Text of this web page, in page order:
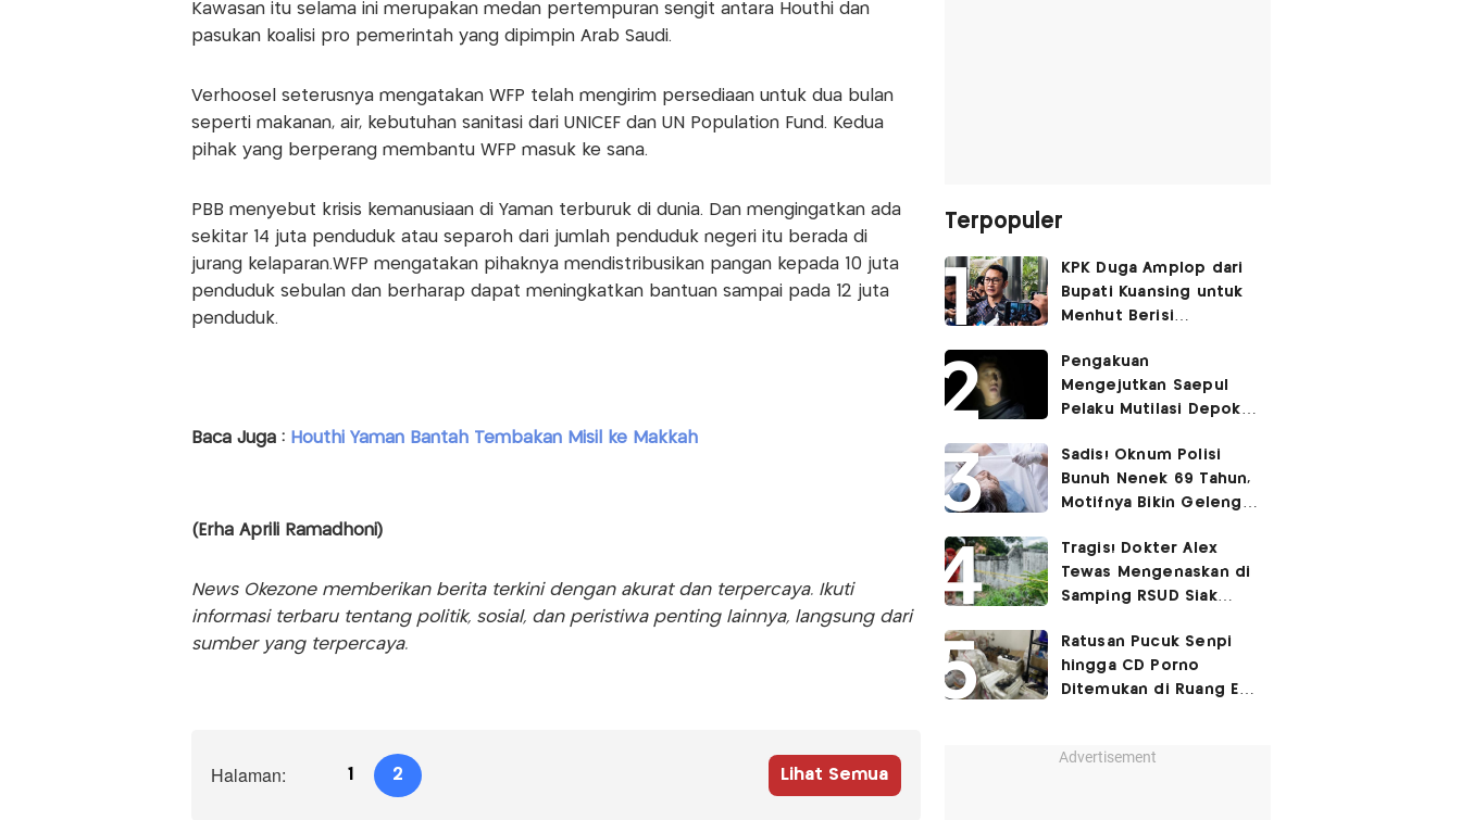
Kawasan itu selama ini merupakan medan pertempuran sengit antara Houthi dan
pasukan koalisi pro pemerintah yang dipimpin Arab Saudi.
Verhoosel seterusnya mengatakan WFP telah mengirim persediaan untuk dua bulan
seperti makanan, air, kebutuhan sanitasi dari UNICEF dan UN Population Fund. Kedua
pihak yang berperang membantu WFP masuk ke sana.
PBB menyebut krisis kemanusiaan di Yaman terburuk di dunia. Dan mengingatkan ada
sekitar 14 juta penduduk atau separoh dari jumlah penduduk negeri itu berada di
jurang kelaparan.WFP mengatakan pihaknya mendistribusikan pangan kepada 10 juta
penduduk sebulan dan berharap dapat meningkatkan bantuan sampai pada 12 juta
penduduk.
Baca Juga : Houthi Yaman Bantah Tembakan Misil ke Makkah
(Erha Aprili Ramadhoni)
News Okezone memberikan berita terkini dengan akurat dan terpercaya. Ikuti
informasi terbaru tentang politik, sosial, dan peristiwa penting lainnya, langsung dari
sumber yang terpercaya.
Halaman: 1 2 Lihat Semua
Terpopuler
KPK Duga Amplop dari
Bupati Kuansing untuk
Menhut Berisi
Pengembaliannya
Belum Utuh
Pengakuan
Mengejutkan Saepul
Pelaku Mutilasi Depok:
Korban di Kontrakan
Sadis! Oknum Polisi
Bunuh Nenek 69 Tahun,
Motifnya Bikin Geleng
Tragis! Dokter Alex
Tewas Mengenaskan di
Samping RSUD Siak
Rocuronium
Ratusan Pucuk Senpi
hingga CD Porno
Ditemukan di Ruang Eks
Advertisement